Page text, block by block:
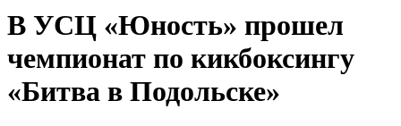
В УСЦ «Юность» прошел
чемпионат по кикбоксингу
«Битва в Подольске»